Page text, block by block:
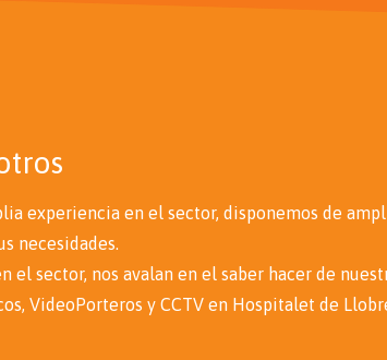
experiencia en el sector, disponemos de
necesidades.
el sector, nos avalan en el saber hacer de
VideoPorteros y CCTV en Hospitalet de